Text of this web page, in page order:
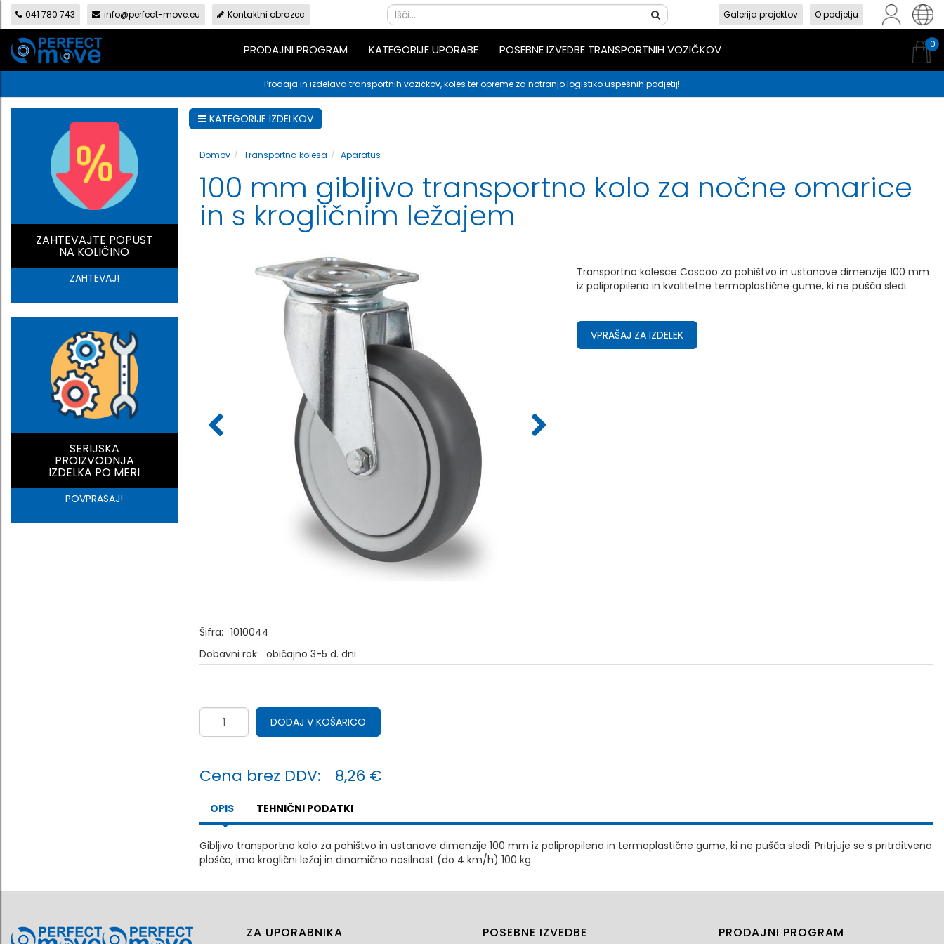
en
041 780 743 info@perfect-move.eu Kontaktni obrazec Galerija projektov O podjetju
PRODAJNI PROGRAM KATEGORIJE UPORABE POSEBNE IZVEDBE TRANSPORTNIH VOZIČKOV 0
Prodaja in izdelava transportnih vozičkov, koles ter opreme za notranjo logistiko uspešnih podjetij!
ZAHTEVAJTE POPUST
NA KOLIČINO
ZAHTEVAJ!
SERIJSKA
PROIZVODNJA
IZDELKA PO MERI
POVPRAŠAJ!
KATEGORIJE IZDELKOV
Domov Transportna kolesa Aparatus
100 mm gibljivo transportno kolo za nočne omarice
in s krogličnim ležajem
Transportno kolesce Cascoo za pohištvo in ustanove dimenzije 100 mm
iz polipropilena in kvalitetne termoplastične gume, ki ne pušča sledi.
VPRAŠAJ ZA IZDELEK
Šifra: 1010044
Dobavni rok: običajno 3-5 d. dni
DODAJ V KOŠARICO
Cena brez DDV: 8,26 €
OPIS TEHNIČNI PODATKI
Gibljivo transportno kolo za pohištvo in ustanove dimenzije 100 mm iz polipropilena in termoplastične gume, ki ne pušča sledi. Pritrjuje se s pritrditveno
ploščo, ima kroglični ležaj in dinamično nosilnost (do 4 km/h) 100 kg.
ZA UPORABNIKA POSEBNE IZVEDBE PRODAJNI PROGRAM